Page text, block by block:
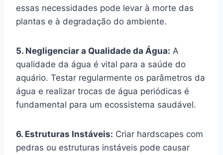
essas necessidades pode levar à morte das
plantas e à degradação do ambiente.
5. Negligenciar a Qualidade da Água: A
qualidade da água é vital para a saúde do
aquário. Testar regularmente os parâmetros da
água e realizar trocas de água periódicas é
fundamental para um ecossistema saudável.
6. Estruturas Instáveis: Criar hardscapes com
pedras ou estruturas instáveis pode causar